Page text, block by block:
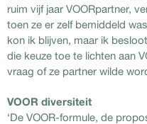
ruim vijf jaar VOORpartner,
toen ze er zelf bemiddeld
kon ik blijven, maar ik
die keuze toe te lichten aan
vraag of ze partner wilde
VOOR diversiteit
‘De VOOR-formule, de